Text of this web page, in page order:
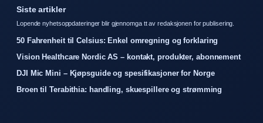
Siste artikler
Lopende nyhetsoppdateringer blir gjennomga tt av redaksjonen for publisering.
50 Fahrenheit til Celsius: Enkel omregning og forklaring
Vision Healthcare Nordic AS – kontakt, produkter, abonnement
DJI Mic Mini – Kjøpsguide og spesifikasjoner for Norge
Broen til Terabithia: handling, skuespillere og strømming